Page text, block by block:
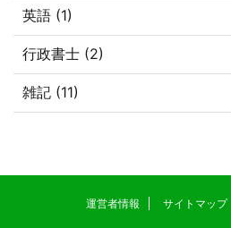
英語 (1)
行政書士 (2)
雑記 (11)
運営者情報 サイトマップ